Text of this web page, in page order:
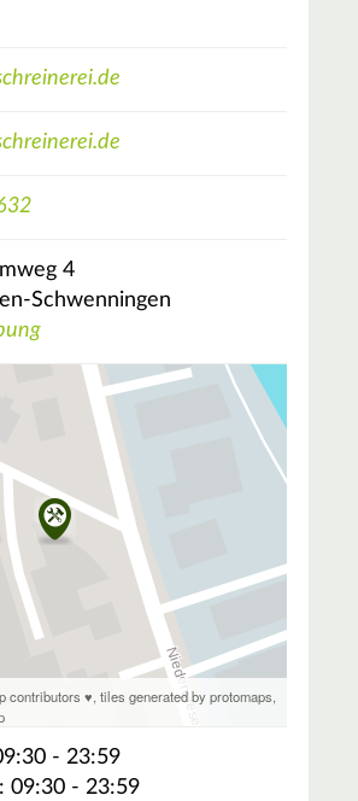
4
Schwenningen
contributors ♥,tiles generated by protomaps,
- 23:59
09:30 - 23:59